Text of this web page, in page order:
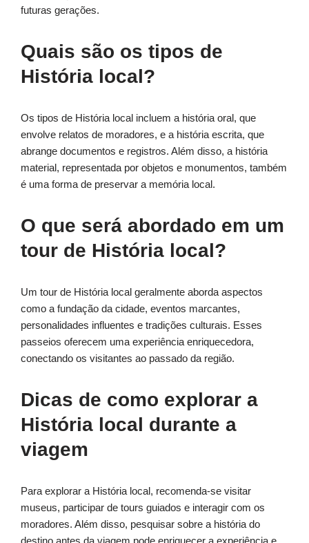
futuras gerações.
Quais são os tipos de
História local?
Os tipos de História local incluem a história oral, que
envolve relatos de moradores, e a história escrita, que
abrange documentos e registros. Além disso, a história
material, representada por objetos e monumentos, também
é uma forma de preservar a memória local.
O que será abordado em um
tour de História local?
Um tour de História local geralmente aborda aspectos
como a fundação da cidade, eventos marcantes,
personalidades influentes e tradições culturais. Esses
passeios oferecem uma experiência enriquecedora,
conectando os visitantes ao passado da região.
Dicas de como explorar a
História local durante a
viagem
Para explorar a História local, recomenda-se visitar
museus, participar de tours guiados e interagir com os
moradores. Além disso, pesquisar sobre a história do
destino antes da viagem pode enriquecer a experiência e